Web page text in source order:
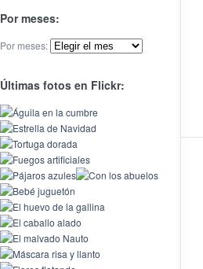
Por meses:
Por meses:
Últimas fotos en Flickr: